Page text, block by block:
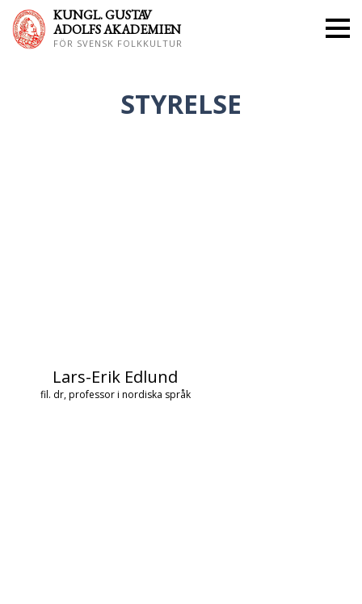
KUNGL. GUSTAV
ADOLFS AKADEMIEN
FÖR SVENSK FOLKKULTUR
STYRELSE
Lars-Erik Edlund
fil. dr, professor i nordiska språk